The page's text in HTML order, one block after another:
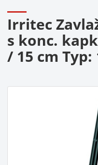
Irritec
s konc.
/ 15 cm Typ: